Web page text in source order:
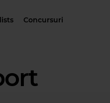
Concursuri